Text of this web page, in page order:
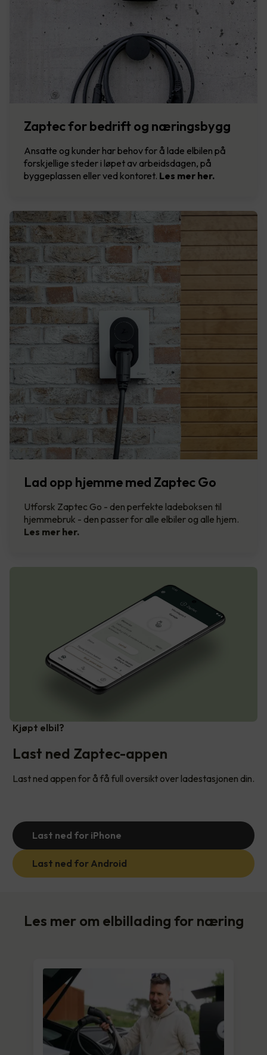
Zaptec for bedrift og næringsbygg
Ansatte og kunder har behov for å lade elbilen på
forskjellige steder i løpet av arbeidsdagen, på
byggeplassen eller ved kontoret. Les mer her.
Lad opp hjemme med Zaptec Go
Utforsk Zaptec Go - den perfekte ladeboksen til
hjemmebruk - den passer for alle elbiler og alle hjem.
Les mer her.
Kjøpt elbil?
Last ned Zaptec-appen
Last ned appen for å få full oversikt over ladestasjonen din.
Last ned for iPhone
Last ned for Android
Les mer om elbillading for næring